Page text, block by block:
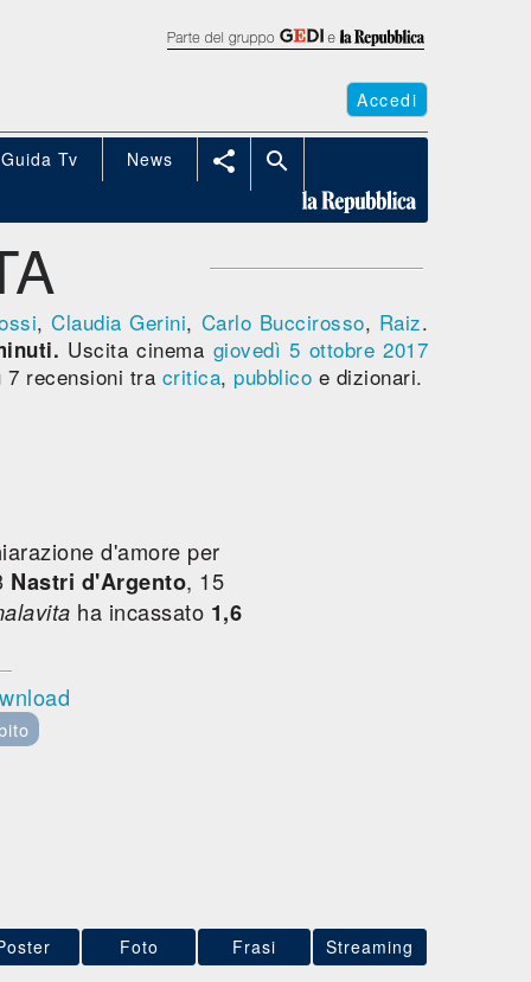
Accedi
Guida Tv News  
,Claudia Gerini, Carlo Buccirosso, Raiz.
Uscita cinema giovedì 5 ottobre 2017
7 recensioni tra critica, pubblico e dizionari.
d'amore per
Nastri d'Argento, 15
ha incassato 1,6
Foto Frasi Streaming